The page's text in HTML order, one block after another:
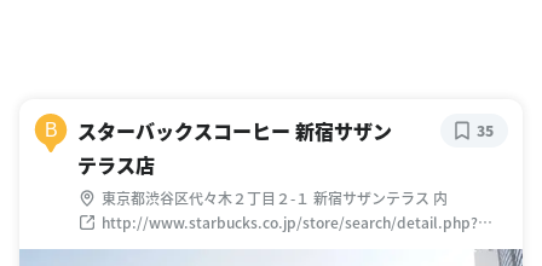
B
スターバックスコーヒー 新宿サザン
テラス店
東京都渋谷区代々木２丁目２-１ 新宿サザンテラス 内
http://www.starbucks.co.jp/store/search/detail.php?
id=16
35